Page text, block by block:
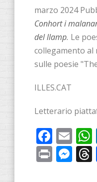
marzo 2024
Conhort i
del llamp. Le
collegamento al
sulle poesie
ILLES.CAT
Letterario
Print